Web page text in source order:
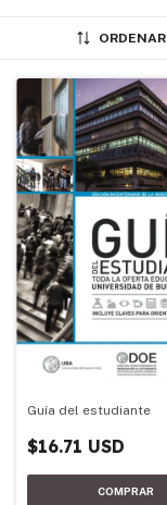
ORDENAR
Guía del estudiante
$16.71 USD